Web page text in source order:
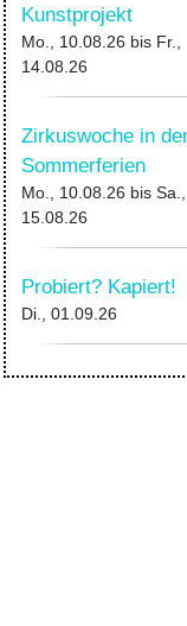
Kunstprojekt
Mo., 10.08.26 bis Fr.,
14.08.26
Zirkuswoche in
Sommerferien
Mo., 10.08.26 bis Sa.,
15.08.26
Probiert? Kapiert!
Di., 01.09.26